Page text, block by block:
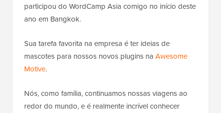
participou do WordCamp Asia comigo no início deste
ano em Bangkok.
Sua tarefa favorita na empresa é ter ideias de
mascotes para nossos novos plugins na Awesome
Motive.
Nós, como família, continuamos nossas viagens ao
redor do mundo, e é realmente incrível conhecer